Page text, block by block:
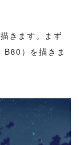
きます。まず
）を描きま